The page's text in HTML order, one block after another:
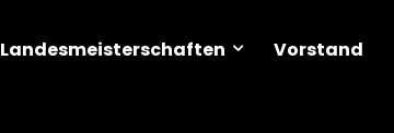
Landesmeisterschaften Vorstand